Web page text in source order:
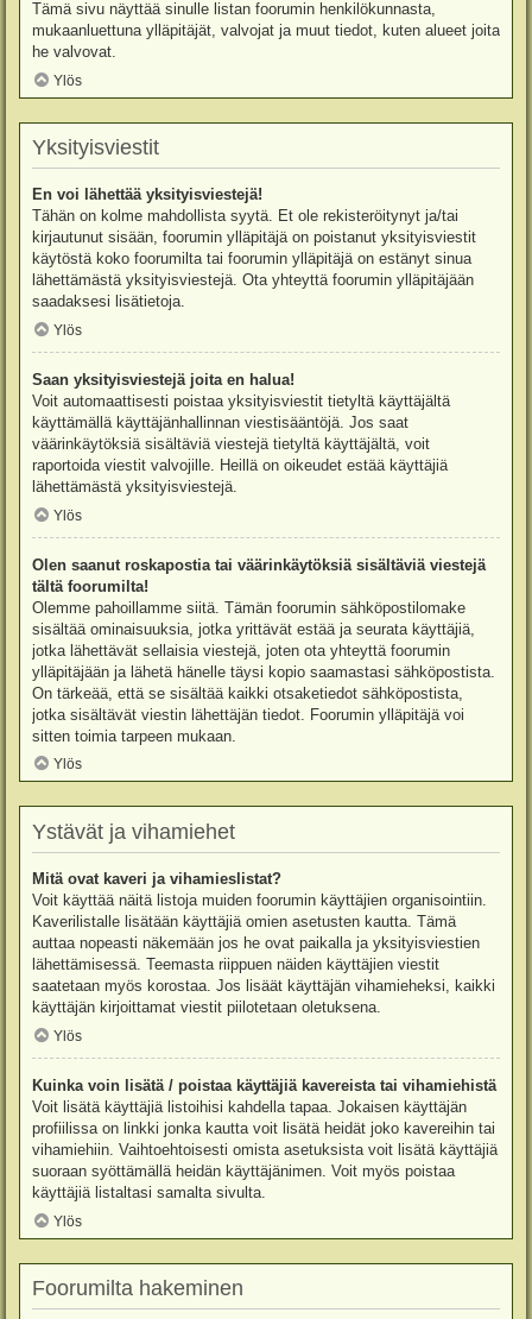
Tämä sivu näyttää sinulle listan foorumin henkilökunnasta,
mukaanluettuna ylläpitäjät, valvojat ja muut tiedot, kuten alueet joita
he valvovat.
Ylös
Yksityisviestit
En voi lähettää yksityisviestejä!
Tähän on kolme mahdollista syytä. Et ole rekisteröitynyt ja/tai
kirjautunut sisään, foorumin ylläpitäjä on poistanut yksityisviestit
käytöstä koko foorumilta tai foorumin ylläpitäjä on estänyt sinua
lähettämästä yksityisviestejä. Ota yhteyttä foorumin ylläpitäjään
saadaksesi lisätietoja.
Ylös
Saan yksityisviestejä joita en halua!
Voit automaattisesti poistaa yksityisviestit tietyltä käyttäjältä
käyttämällä käyttäjänhallinnan viestisääntöjä. Jos saat
väärinkäytöksiä sisältäviä viestejä tietyltä käyttäjältä, voit
raportoida viestit valvojille. Heillä on oikeudet estää käyttäjiä
lähettämästä yksityisviestejä.
Ylös
Olen saanut roskapostia tai väärinkäytöksiä sisältäviä viestejä
tältä foorumilta!
Olemme pahoillamme siitä. Tämän foorumin sähköpostilomake
sisältää ominaisuuksia, jotka yrittävät estää ja seurata käyttäjiä,
jotka lähettävät sellaisia viestejä, joten ota yhteyttä foorumin
ylläpitäjään ja lähetä hänelle täysi kopio saamastasi sähköpostista.
On tärkeää, että se sisältää kaikki otsaketiedot sähköpostista,
jotka sisältävät viestin lähettäjän tiedot. Foorumin ylläpitäjä voi
sitten toimia tarpeen mukaan.
Ylös
Ystävät ja vihamiehet
Mitä ovat kaveri ja vihamieslistat?
Voit käyttää näitä listoja muiden foorumin käyttäjien organisointiin.
Kaverilistalle lisätään käyttäjiä omien asetusten kautta. Tämä
auttaa nopeasti näkemään jos he ovat paikalla ja yksityisviestien
lähettämisessä. Teemasta riippuen näiden käyttäjien viestit
saatetaan myös korostaa. Jos lisäät käyttäjän vihamieheksi, kaikki
käyttäjän kirjoittamat viestit piilotetaan oletuksena.
Ylös
Kuinka voin lisätä / poistaa käyttäjiä kavereista tai vihamiehistä
Voit lisätä käyttäjiä listoihisi kahdella tapaa. Jokaisen käyttäjän
profiilissa on linkki jonka kautta voit lisätä heidät joko kavereihin tai
vihamiehiin. Vaihtoehtoisesti omista asetuksista voit lisätä käyttäjiä
suoraan syöttämällä heidän käyttäjänimen. Voit myös poistaa
käyttäjiä listaltasi samalta sivulta.
Ylös
Foorumilta hakeminen